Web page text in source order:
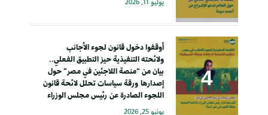
أوقفوا دخول قانون لجوء الأجانب
ولائحته التنفيذية حيز التطبيق الفعلي..
بيان من “منصة اللاجئين في مصر” حول
إصدارها ورقة سياسات تحلل لائحة قانون
اللجوء الصادرة عن رئيس مجلس الوزراء
يونيو 25, 2026